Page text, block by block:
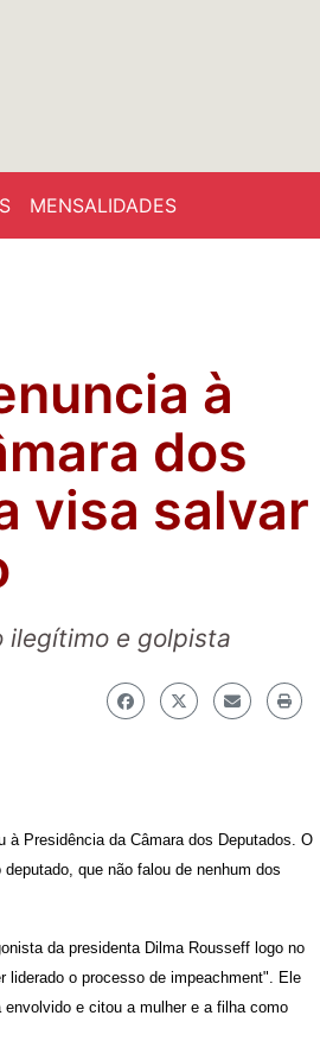
MENSALIDADES
à
dos
visa salvar
ilegítimo e golpista
à Presidência da Câmara dos Deputados. O
que não falou de nenhum dos
da presidenta Dilma Rousseff logo no
liderado o processo de impeachment". Ele
e citou a mulher e a filha como